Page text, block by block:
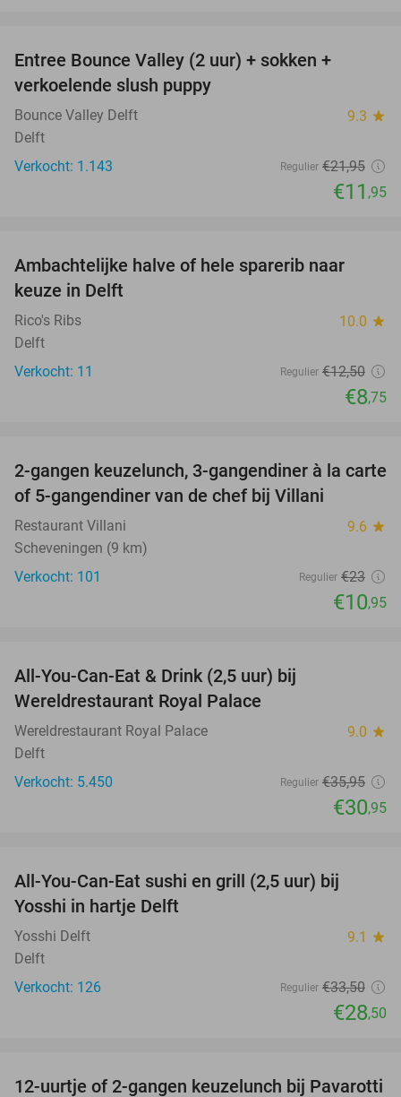
Entree Bounce Valley (2 uur) + sokken +
verkoelende slush puppy
Bounce Valley Delft 9.3 star
Delft
Verkocht: 1.143
Regulier €21,95
€11 ,95
Ambachtelijke halve of hele sparerib naar
keuze in Delft
Rico's Ribs 10.0 star
Delft
Verkocht: 11
Regulier €12,50
€8,75
52%
2-gangen keuzelunch, 3-gangendiner à la carte
of 5-gangendiner van de chef bij Villani
Restaurant Villani 9.6 star
Scheveningen (9 km)
Verkocht: 101
Regulier €23
€10,95
All-You-Can-Eat & Drink (2,5 uur) bij
Wereldrestaurant Royal Palace
Wereldrestaurant Royal Palace 9.0 star
Delft
Verkocht: 5.450
Regulier €35,95
€30,95
All-You-Can-Eat sushi en grill (2,5 uur) bij
Yosshi in hartje Delft
Yosshi Delft 9.1 star
Delft
Verkocht: 126
Regulier €33,50
€28,50
12-uurtje of 2-gangen keuzelunch bij Pavarotti